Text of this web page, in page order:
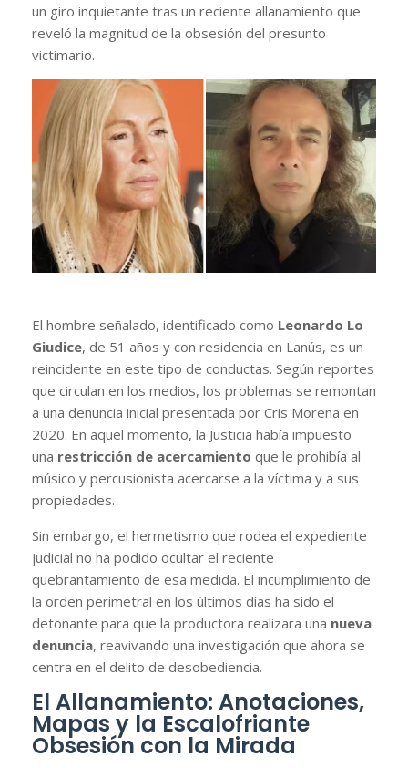
un giro inquietante tras un reciente allanamiento que
reveló la magnitud de la obsesión del presunto
victimario.
El hombre señalado, identificado como Leonardo Lo
Giudice, de 51 años y con residencia en Lanús, es un
reincidente en este tipo de conductas. Según reportes
que circulan en los medios, los problemas se remontan
a una denuncia inicial presentada por Cris Morena en
2020. En aquel momento, la Justicia había impuesto
una restricción de acercamiento que le prohibía al
músico y percusionista acercarse a la víctima y a sus
propiedades.
Sin embargo, el hermetismo que rodea el expediente
judicial no ha podido ocultar el reciente
quebrantamiento de esa medida. El incumplimiento de
la orden perimetral en los últimos días ha sido el
detonante para que la productora realizara una nueva
denuncia, reavivando una investigación que ahora se
centra en el delito de desobediencia.
El Allanamiento: Anotaciones,
Mapas y la Escalofriante
Obsesión con la Mirada